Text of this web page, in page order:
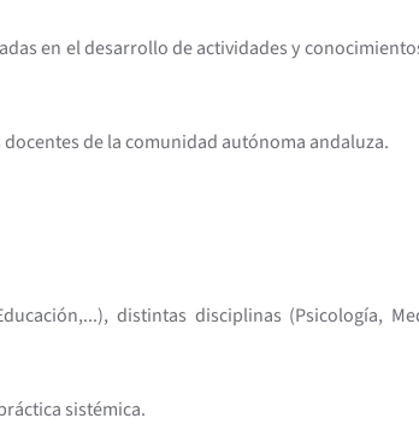
en el desarrollo de actividades y
de la comunidad autónoma andaluza.
distintas disciplinas (Psicología,
sistémica.